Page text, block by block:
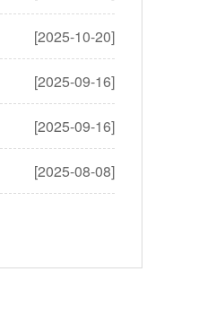
[2025-10-20]
[2025-09-16]
[2025-09-16]
[2025-08-08]